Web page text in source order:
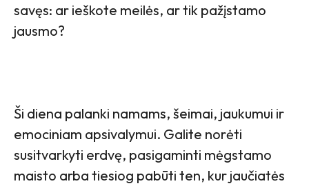
savęs: ar ieškote meilės, ar tik pažįstamo
jausmo?
Ši diena palanki namams, šeimai, jaukumui ir
emociniam apsivalymui. Galite norėti
susitvarkyti erdvę, pasigaminti mėgstamo
maisto arba tiesiog pabūti ten, kur jaučiatės